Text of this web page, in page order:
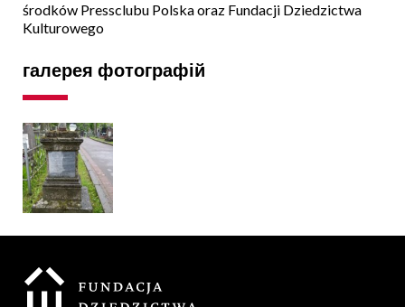
środków Pressclubu Polska oraz Fundacji Dziedzictwa
Kulturowego
галерея фотографій